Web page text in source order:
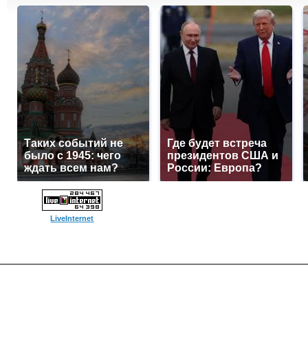
Таких событий не
было с 1945: чего
ждать всем нам?
Где будет встреча
президентов США и
России: Европа?
LiveInternet